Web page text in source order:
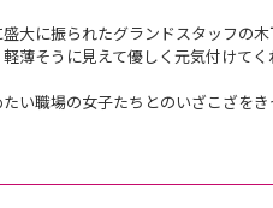
大に振られたグランドスタッフの
薄そうに見えて優しく元気付けて
い職場の女子たちとのいざこざを